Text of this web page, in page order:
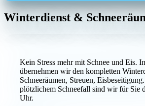
Winterdienst &
Kein Stress mehr mit Schnee und Eis.
übernehmen wir den kompletten
Schneeräumen, Streuen,
plötzlichem Schneefall sind wir für Sie
Uhr.